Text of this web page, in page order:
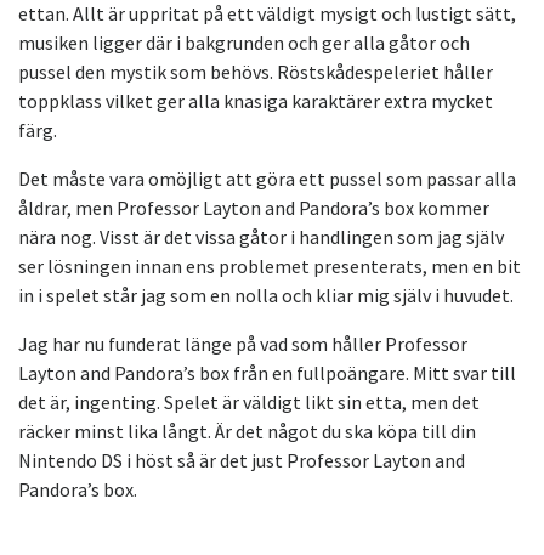
ettan. Allt är uppritat på ett väldigt mysigt och lustigt sätt,
musiken ligger där i bakgrunden och ger alla gåtor och
pussel den mystik som behövs. Röstskådespeleriet håller
toppklass vilket ger alla knasiga karaktärer extra mycket
färg.
Det måste vara omöjligt att göra ett pussel som passar alla
åldrar, men Professor Layton and Pandora’s box kommer
nära nog. Visst är det vissa gåtor i handlingen som jag själv
ser lösningen innan ens problemet presenterats, men en bit
in i spelet står jag som en nolla och kliar mig själv i huvudet.
Jag har nu funderat länge på vad som håller Professor
Layton and Pandora’s box från en fullpoängare. Mitt svar till
det är, ingenting. Spelet är väldigt likt sin etta, men det
räcker minst lika långt. Är det något du ska köpa till din
Nintendo DS i höst så är det just Professor Layton and
Pandora’s box.